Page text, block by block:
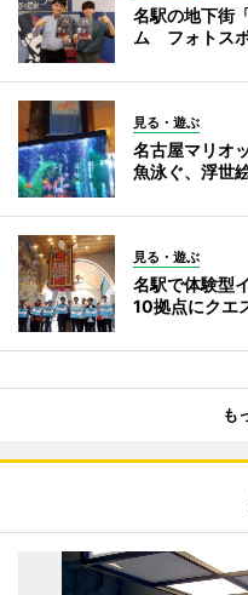
名駅の地下街
ム フォトス
見る・遊ぶ
名古屋マリオ
魚泳ぐ、浮世
見る・遊ぶ
名駅で体験型
10拠点にクエ
も